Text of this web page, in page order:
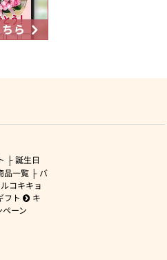
誕生日
品一覧
バ
コキキョ
フト
キ
ペーン